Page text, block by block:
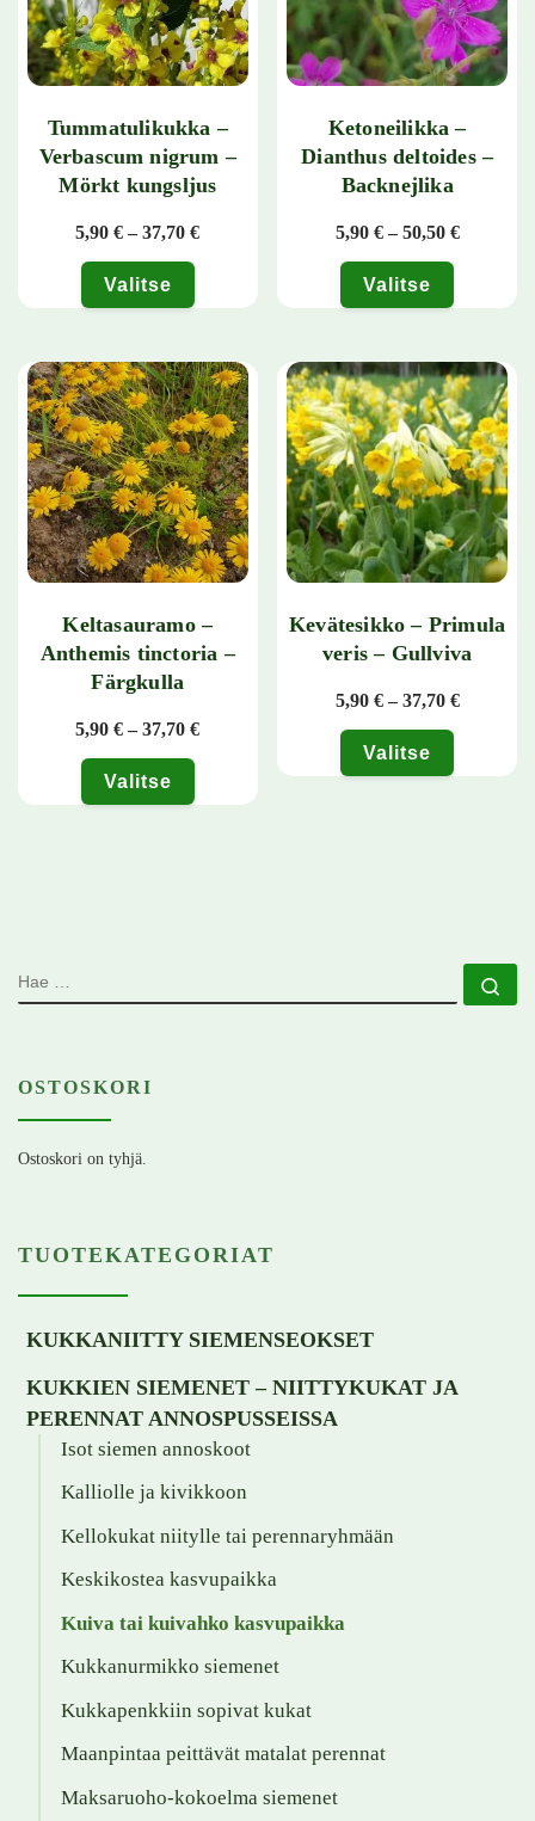
Tummatulikukka –
Verbascum nigrum –
Mörkt kungsljus
5,90€ – 37,70€Hintaluokka: 5,90 € - 37,70 €
Valitse
Ketoneilikka –
Dianthus deltoides –
Backnejlika
5,90 € – 50,50 €
Valitse
Keltasauramo –
Anthemis tinctoria –
Färgkulla
5,90€ – 37,70€Hintaluokka: 5,90 € - 37,70 €
Valitse
Kevätesikko – Primula
veris – Gullviva
5,90 € – 37,70 €
Valitse
HAE
OSTOSKORI
Ostoskori on tyhjä.
TUOTEKATEGORIAT
KUKKANIITTY SIEMENSEOKSET
KUKKIEN SIEMENET – NIITTYKUKAT JA
PERENNAT ANNOSPUSSEISSA
Isot siemen annoskoot
Kalliolle ja kivikkoon
Kellokukat niitylle tai perennaryhmään
Keskikostea kasvupaikka
Kuiva tai kuivahko kasvupaikka
Kukkanurmikko siemenet
Kukkapenkkiin sopivat kukat
Maanpintaa peittävät matalat perennat
Maksaruoho-kokoelma siemenet